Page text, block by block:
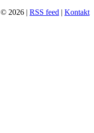
© 2026 | RSS feed | Kontakt